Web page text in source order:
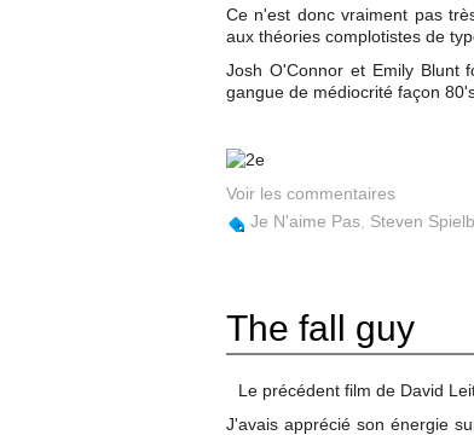
Ce n'est donc vraiment pas
aux théories complotistes de
Josh O'Connor et Emily Blunt
gangue de médiocrité façon
Voir les commentaires
Je N'aime Pas Steven
The fall guy
Le précédent film de David
J'avais apprécié son énergie